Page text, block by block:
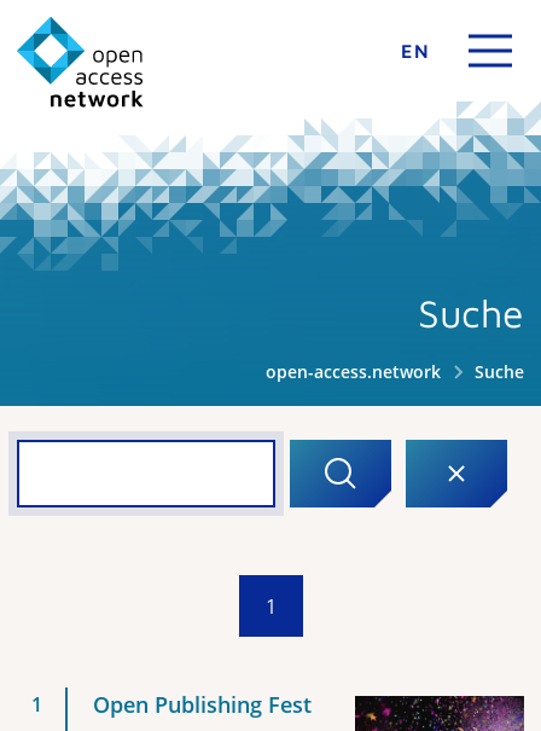
EN
Suche
open-access.network Suche
1
Open Publishing Fest